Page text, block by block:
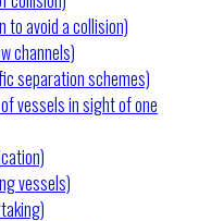
to avoid a collision)
channels)
separation schemes)
vessels in sight of one
vessels)